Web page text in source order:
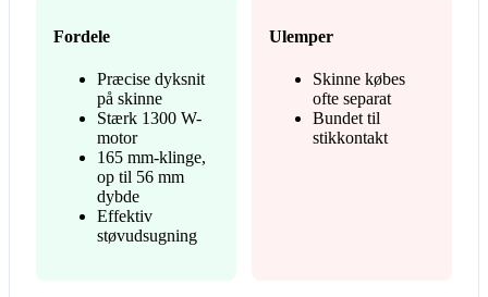
Fordele
Præcise dyksnit
på skinne
Stærk 1300 W-
motor
165 mm-klinge,
op til 56 mm
dybde
Effektiv
støvudsugning
Ulemper
Skinne købes
ofte separat
Bundet til
stikkontakt